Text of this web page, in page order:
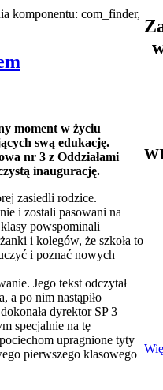
komponentu: com_finder,
moment w życiu
swą edukację.
nr 3 z Oddziałami
inaugurację.
zasiedli rodzice.
i zostali pasowani na
powspominali
i kolegów, że szkoła to
i poznać nowych
Jego tekst odczytał
a po nim nastąpiło
dyrektor SP 3
specjalnie na tę
upragnione tyty
pierwszego klasowego